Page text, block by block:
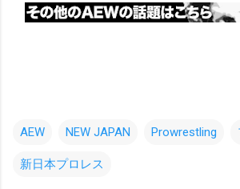
AEW NEW JAPAN Prowrestling
新日本プロレス